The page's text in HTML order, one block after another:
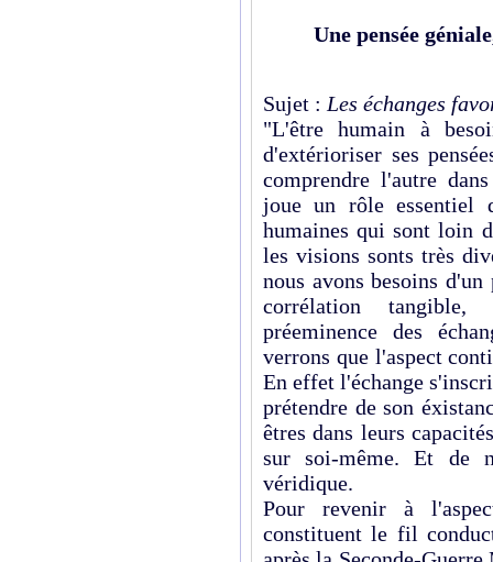
Une pensée
Sujet : Les échanges
"L'être humain à
d'extérioriser ses
comprendre l'autre
joue un rôle essentiel
humaines qui sont loin
les visions sonts très
nous avons besoins
corrélation
préeminence des
verrons que l'aspect
En effet l'échange
prétendre de son
êtres dans leurs
sur soi-même. Et de
véridique.
Pour revenir à
constituent le fil